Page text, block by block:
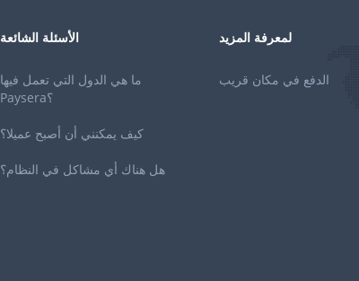
الأسئلة الشائعة
ما هي الدول التي تعمل فيها
Paysera؟
كيف يمكنني أن أصبح عميلا؟
هل هناك أي مشاكل في النظام؟
لمعرفة المزيد
الدفع في مكان قريب